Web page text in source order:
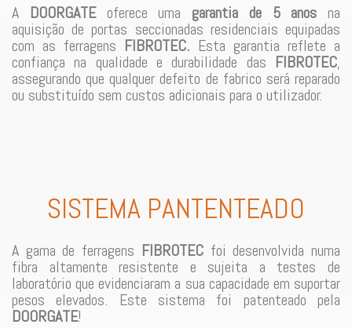
A DOORGATEoferece uma garantia de 5 anos na
aquisição de portas seccionadas residenciais equipadas
com as ferragens FIBROTEC. Esta garantia reflete a
confiança na qualidade e durabilidade das FIBROTEC,
assegurando que qualquer defeito de fabrico será reparado
ou substituído sem custos adicionais para o utilizador.
SISTEMA PANTENTEADO
A gama de ferragens FIBROTECfoi desenvolvida numa
fibra altamente resistente e sujeita a testes de
laboratório que evidenciaram a sua capacidade em suportar
pesos elevados. Este sistema foi patenteado pela
DOORGATE!